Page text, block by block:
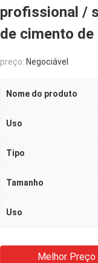
profissional /
de cimento
preço: Negociável
Nome do produto
Uso
Tipo
Tamanho
Uso
Melhor Preço